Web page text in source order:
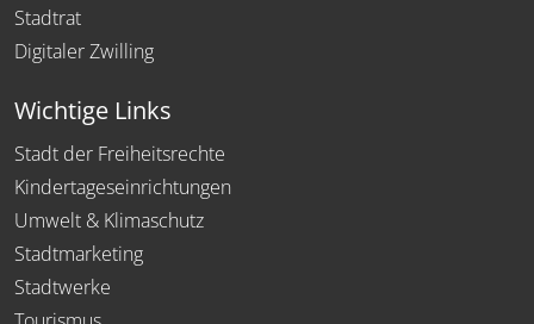
Stadtrat
Digitaler Zwilling
Wichtige Links
Stadt der Freiheitsrechte
Kindertageseinrichtungen
Umwelt & Klimaschutz
Stadtmarketing
Stadtwerke